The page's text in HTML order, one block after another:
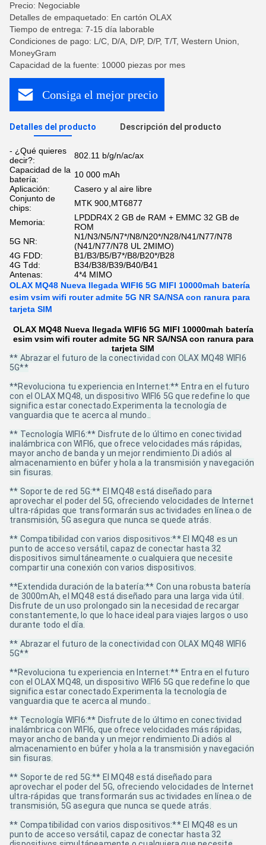
Precio: Negociable
Detalles de empaquetado: En cartón OLAX
Tiempo de entrega: 7-15 día laborable
Condiciones de pago: L/C, D/A, D/P, D/P, T/T, Western Union,
MoneyGram
Capacidad de la fuente: 10000 piezas por mes
Consiga el mejor precio
Detalles del producto Descripción del producto
- ¿Qué quieres
decir?:
802.11 b/g/n/ac/ax
Capacidad de la
batería:
10 000 mAh
Aplicación:
Casero y al aire libre
Conjunto de
chips:
MTK 900,MT6877
Memoria:
LPDDR4X 2 GB de RAM + EMMC 32 GB de
ROM
5G NR:
N1/N3/N5/N7*/N8/N20*/N28/N41/N77/N78
(N41/N77/N78 UL 2MIMO)
4G FDD:
B1/B3/B5/B7*/B8/B20*/B28
4G Tdd:
B34/B38/B39/B40/B41
Antenas:
4*4 MIMO
OLAX MQ48 Nueva llegada WIFI6 5G MIFI 10000mah batería
esim vsim wifi router admite 5G NR SA/NSA con ranura para
tarjeta SIM
OLAX MQ48 Nueva llegada WIFI6 5G MIFI 10000mah batería
esim vsim wifi router admite 5G NR SA/NSA con ranura para
tarjeta SIM
** Abrazar el futuro de la conectividad con OLAX MQ48 WIFI6
5G**
**Revoluciona tu experiencia en Internet:** Entra en el futuro
con el OLAX MQ48, un dispositivo WIFI6 5G que redefine lo que
significa estar conectado.Experimenta la tecnología de
vanguardia que te acerca al mundo..
** Tecnología WIFI6:** Disfrute de lo último en conectividad
inalámbrica con WIFI6, que ofrece velocidades más rápidas,
mayor ancho de banda y un mejor rendimiento.Di adiós al
almacenamiento en búfer y hola a la transmisión y navegación
sin fisuras.
** Soporte de red 5G:** El MQ48 está diseñado para
aprovechar el poder del 5G, ofreciendo velocidades de Internet
ultra-rápidas que transformarán sus actividades en línea.o de
transmisión, 5G asegura que nunca se quede atrás.
** Compatibilidad con varios dispositivos:** El MQ48 es un
punto de acceso versátil, capaz de conectar hasta 32
dispositivos simultáneamente.o cualquiera que necesite
compartir una conexión con varios dispositivos.
**Extendida duración de la batería:** Con una robusta batería
de 3000mAh, el MQ48 está diseñado para una larga vida útil.
Disfrute de un uso prolongado sin la necesidad de recargar
constantemente, lo que lo hace ideal para viajes largos o uso
durante todo el día.
** Abrazar el futuro de la conectividad con OLAX MQ48 WIFI6
5G**
**Revoluciona tu experiencia en Internet:** Entra en el futuro
con el OLAX MQ48, un dispositivo WIFI6 5G que redefine lo que
significa estar conectado.Experimenta la tecnología de
vanguardia que te acerca al mundo..
** Tecnología WIFI6:** Disfrute de lo último en conectividad
inalámbrica con WIFI6, que ofrece velocidades más rápidas,
mayor ancho de banda y un mejor rendimiento.Di adiós al
almacenamiento en búfer y hola a la transmisión y navegación
sin fisuras.
** Soporte de red 5G:** El MQ48 está diseñado para
aprovechar el poder del 5G, ofreciendo velocidades de Internet
ultra-rápidas que transformarán sus actividades en línea.o de
transmisión, 5G asegura que nunca se quede atrás.
** Compatibilidad con varios dispositivos:** El MQ48 es un
punto de acceso versátil, capaz de conectar hasta 32